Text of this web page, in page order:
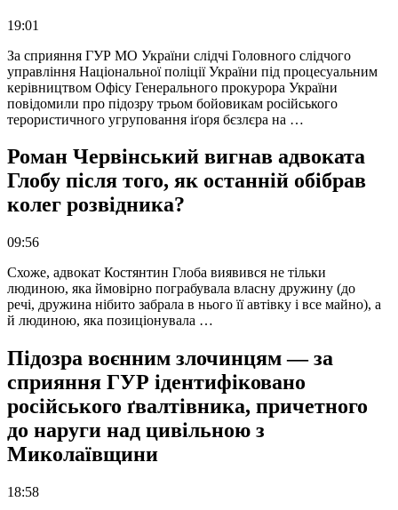
19:01
За сприяння ГУР МО України слідчі Головного слідчого
управління Національної поліції України під процесуальним
керівництвом Офісу Генерального прокурора України
повідомили про підозру трьом бойовикам російського
терористичного угруповання іґоря бєзлєра на …
Роман Червінський вигнав адвоката
Глобу після того, як останній обібрав
колег розвідника?
09:56
Схоже, адвокат Костянтин Глоба виявився не тільки
людиною, яка ймовірно пограбувала власну дружину (до
речі, дружина нібито забрала в нього її автівку і все майно), а
й людиною, яка позиціонувала …
Підозра воєнним злочинцям — за
сприяння ГУР ідентифіковано
російського ґвалтівника, причетного
до наруги над цивільною з
Миколаївщини
18:58